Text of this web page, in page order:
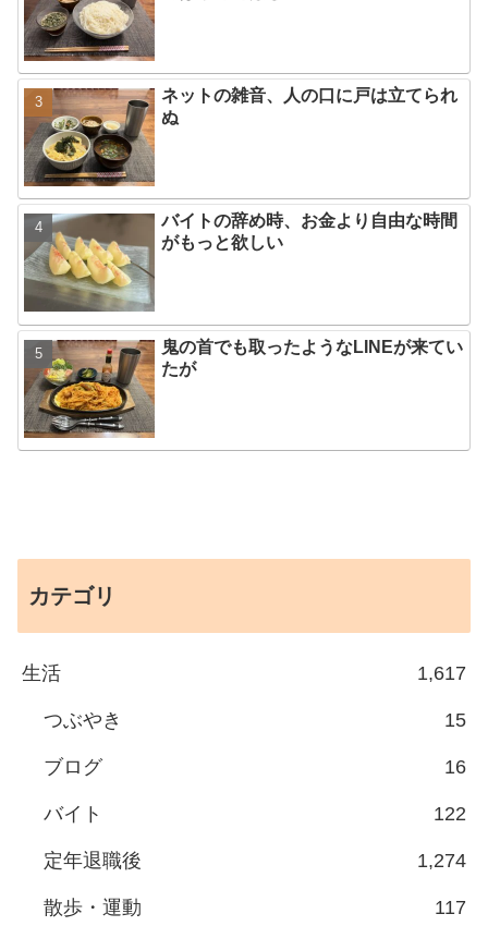
ネットの雑音、人の口に戸は立てられ
ぬ
バイトの辞め時、お金より自由な時間
がもっと欲しい
鬼の首でも取ったようなLINEが来てい
たが
カテゴリ
生活 1,617
つぶやき 15
ブログ 16
バイト 122
定年退職後 1,274
散歩・運動 117